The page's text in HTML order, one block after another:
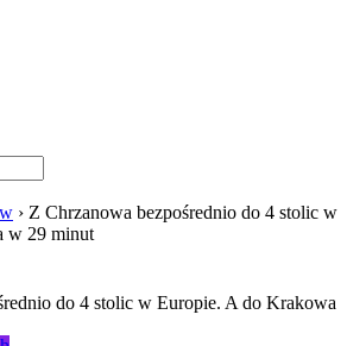
› Z Chrzanowa bezpośrednio do 4 stolic w
w 29 minut